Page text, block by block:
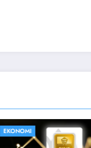
HIBURAN